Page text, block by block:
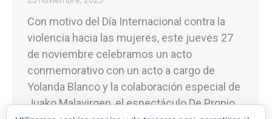
Con motivo del Día Internacional contra la
violencia hacia las mujeres, este jueves 27
de noviembre celebramos un acto
conmemorativo con un acto a cargo de
Yolanda Blanco y la colaboración especial de
Juako Malavirgen, el espectáculo De Propio.